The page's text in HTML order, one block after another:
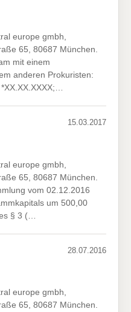
europe gmbh,
65, 80687 München.
mit einem
anderen Prokuristen:
15.03.2017
europe gmbh,
65, 80687 München.
vom 02.12.2016
um 500,00
§ 3 (…
28.07.2016
europe gmbh,
65, 80687 München.